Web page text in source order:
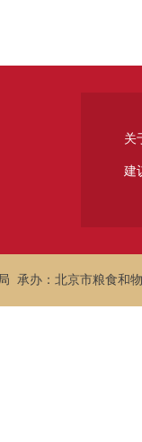
关
建
承办：北京市粮食和